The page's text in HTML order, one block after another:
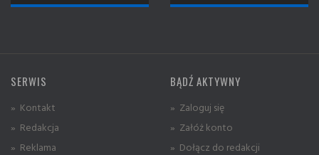
SERWIS
» Kontakt
» Redakcja
» Reklama
BĄDŹ AKTYWNY
» Zaloguj się
» Załóż konto
» Dołącz do redakcji